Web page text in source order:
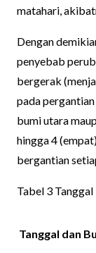
matahari,
Dengan
penyebab
bergerak
pada
bumi utara
hingga 4
bergantian
Tabel 3
Tanggal dan